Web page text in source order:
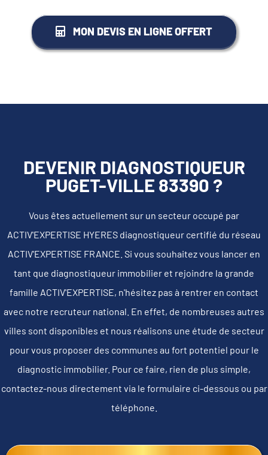
MON DEVIS EN LIGNE OFFERT
DEVENIR DIAGNOSTIQUEUR
PUGET-VILLE 83390 ?
Vous êtes actuellement sur un secteur occupé par
ACTIV'EXPERTISE HYERES diagnostiqueur certifié du réseau
ACTIV'EXPERTISE FRANCE. Si vous souhaitez vous lancer en
tant que diagnostiqueur immobilier et rejoindre la grande
famille ACTIV'EXPERTISE, n'hésitez pas à rentrer en contact
avec notre recruteur national. En effet, de nombreuses autres
villes sont disponibles et nous réalisons une étude de secteur
pour vous proposer des communes au fort potentiel pour le
diagnostic immobilier. Pour ce faire, rien de plus simple,
contactez-nous directement via le formulaire ci-dessous ou par
téléphone.